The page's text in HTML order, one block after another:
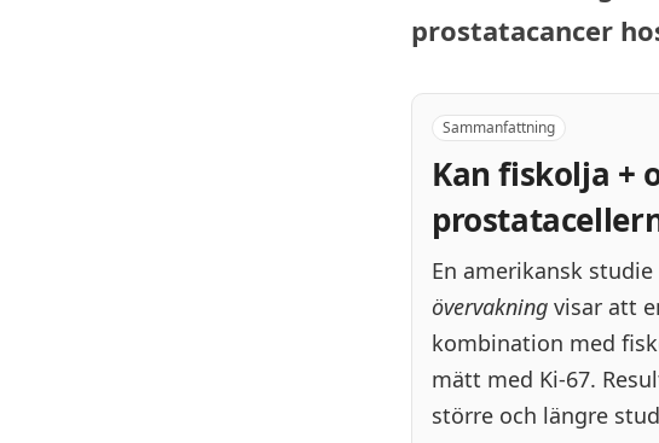
prostatacancer
Sammanfattning
Kan fiskolja +
En amerikansk
övervakning visar att
kombination med
mätt med Ki-67.
större och längre